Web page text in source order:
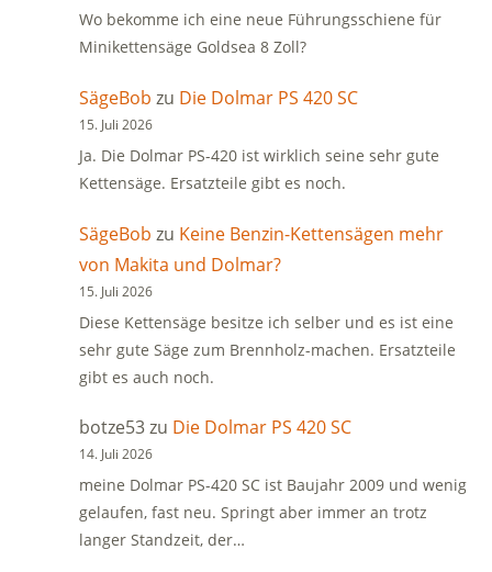
Wo bekomme ich eine neue Führungsschiene für
Minikettensäge Goldsea 8 Zoll?
SägeBob zu Die Dolmar PS 420 SC
15. Juli 2026
Ja. Die Dolmar PS-420 ist wirklich seine sehr gute
Kettensäge. Ersatzteile gibt es noch.
SägeBob zu Keine Benzin-Kettensägen mehr
von Makita und Dolmar?
15. Juli 2026
Diese Kettensäge besitze ich selber und es ist eine
sehr gute Säge zum Brennholz-machen. Ersatzteile
gibt es auch noch.
botze53zu Die Dolmar PS 420 SC
14. Juli 2026
meine Dolmar PS-420 SC ist Baujahr 2009 und wenig
gelaufen, fast neu. Springt aber immer an trotz
langer Standzeit, der…